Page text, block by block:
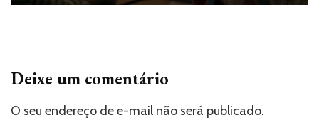
Deixe um comentário
O seu endereço de e-mail não será publicado.